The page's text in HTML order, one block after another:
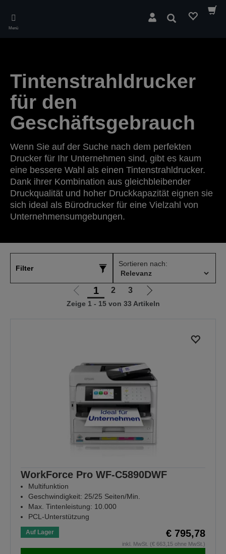
main
Menü
Suchen
Tintenstrahldrucker
für den
Geschäftsgebrauch
Wenn Sie auf der Suche nach dem perfekten
Drucker für Ihr Unternehmen sind, gibt es kaum
eine bessere Wahl als einen Tintenstrahldrucker.
Dank ihrer Kombination aus gleichbleibender
Druckqualität und hoher Druckkapazität eignen sie
sich ideal als Bürodrucker für eine Vielzahl von
Unternehmensumgebungen.
Filter
Sortieren nach:
Zur
vorherigen
1 2 3
Zur
nächsten
Zeige 1 - 15 von 33 Artikeln
WorkForce Pro WF-C5890DWF
Multifunktion
Geschwindigkeit: 25/25 Seiten/Min.
Max. Tintenleistung: 10.000
PCL-Unterstützung
Auf Lager € 795,78
inkl. MwSt. (€ 663,15 ohne MwSt.)